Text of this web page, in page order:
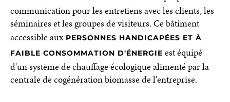
communication pour les entretiens avec les clients, les
séminaires et les groupes de visiteurs. Ce bâtiment
accessible aux PERSONNES HANDICAPÉES ET À
FAIBLE CONSOMMATION D'ÉNERGIE est équipé
d'un système de chauffage écologique alimenté par la
centrale de cogénération biomasse de l'entreprise.